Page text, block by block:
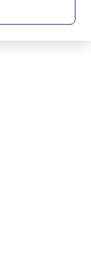
быстро
легче